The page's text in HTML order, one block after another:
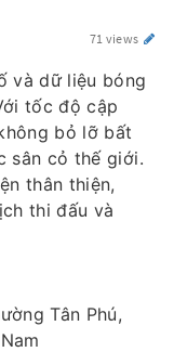
71 views
và dữ liệu bóng
tốc độ cập
bỏ lỡ bất
sân cỏ thế giới.
thân thiện,
thi đấu và
Tân Phú,